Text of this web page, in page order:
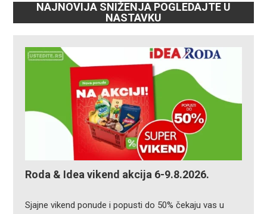
NAJNOVIJA SNIŽENJA POGLEDAJTE U
NASTAVKU
Roda & Idea vikend akcija 6-9.8.2026.
Sjajne vikend ponude i popusti do 50% čekaju vas u